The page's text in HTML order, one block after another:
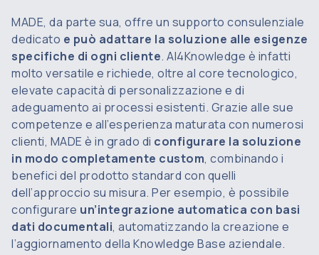
MADE, da parte sua, offre un supporto consulenziale
dedicato e può adattare la soluzione alle esigenze
specifiche di ogni cliente. AI4Knowledge è infatti
molto versatile e richiede, oltre al core tecnologico,
elevate capacità di personalizzazione e di
adeguamento ai processi esistenti. Grazie alle sue
competenze e all’esperienza maturata con numerosi
clienti, MADE è in grado di configurare la soluzione
in modo completamente custom, combinando i
benefici del prodotto standard con quelli
dell’approccio su misura. Per esempio, è possibile
configurare un’integrazione automatica con basi
dati documentali, automatizzando la creazione e
l’aggiornamento della Knowledge Base aziendale.